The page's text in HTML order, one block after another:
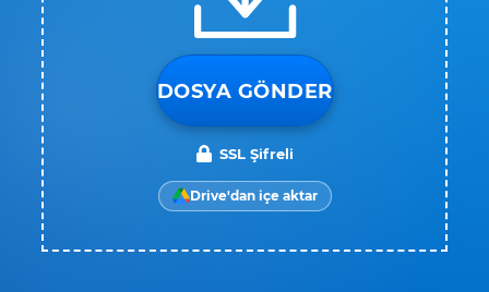
DOSYA GÖNDER
SSL Şifreli
Drive'dan içe aktar